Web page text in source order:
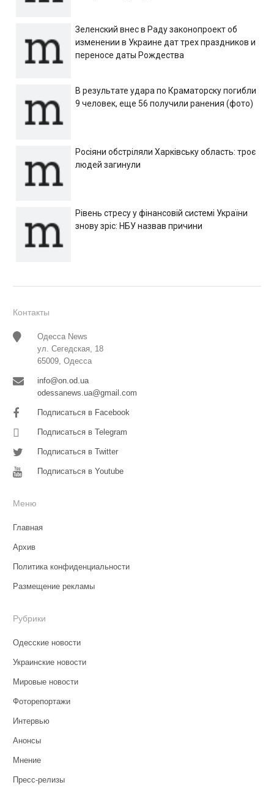
Зеленский внес в Раду законопроект об
изменении в Украине дат трех праздников и
переносе даты Рождества
В результате удара по Краматорску погибли
9 человек, еще 56 получили ранения (фото)
Росіяни обстріляли Харківську область: троє
людей загинули
Рівень стресу у фінансовій системі України
знову зріс: НБУ назвав причини
Контакты
Одесса News
ул. Сегедская, 18
65009, Одесса
info@on.od.ua
odessanews.ua@gmail.com
Подписаться в Facebook
Подписаться в Telegram
Подписаться в Twitter
Подписаться в Youtube
Меню
Главная
Архив
Политика конфиденциальности
Размещение рекламы
Рубрики
Одесские новости
Украинские новости
Мировые новости
Фоторепортажи
Интервью
Анонсы
Мнение
Пресс-релизы